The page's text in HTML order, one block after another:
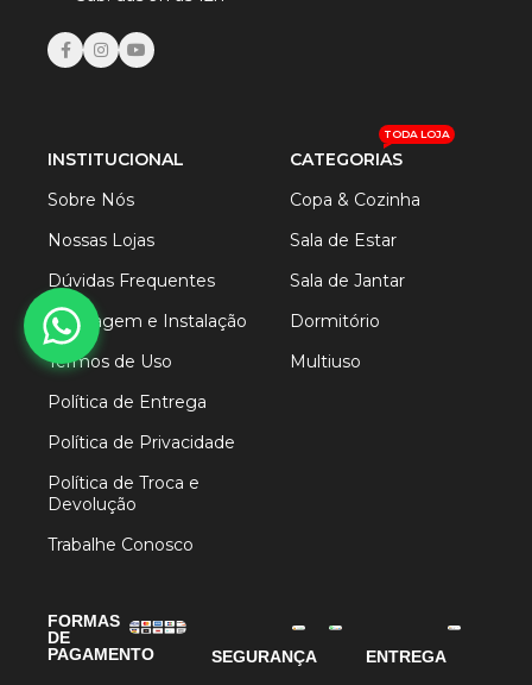
INSTITUCIONAL
Sobre Nós
Nossas Lojas
Dúvidas Frequentes
Montagem e Instalação
Termos de Uso
Política de Entrega
Política de Privacidade
Política de Troca e
Devolução
Trabalhe Conosco
CATEGORIAS
TODA LOJA
Copa & Cozinha
Sala de Estar
Sala de Jantar
Dormitório
Multiuso
FORMAS
DE
PAGAMENTO
SEGURANÇA ENTREGA